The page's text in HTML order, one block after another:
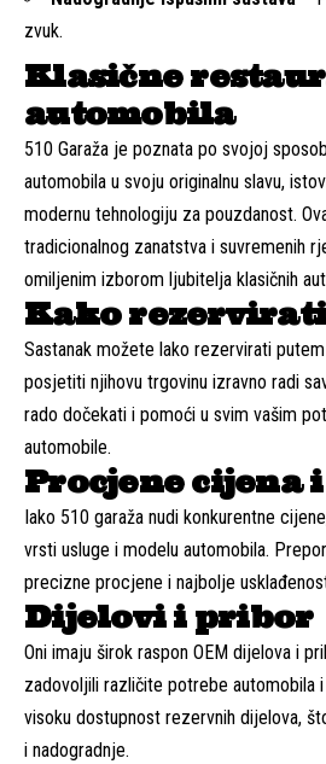
zvuk.
Klasične
automobila
510 Garaža je poznata po svojoj
automobila u svoju originalnu slavu,
modernu tehnologiju za pouzdanost.
tradicionalnog zanatstva i suvremenih
omiljenim izborom ljubitelja klasičnih
Kako
Sastanak možete lako rezervirati
posjetiti njihovu trgovinu izravno radi
rado dočekati i pomoći u svim vašim
automobile.
Procjene cijena
Iako 510 garaža nudi konkurentne
vrsti usluge i modelu automobila.
precizne procjene i najbolje
Dijelovi i pribor
Oni imaju širok raspon OEM dijelova i
zadovoljili različite potrebe automobila
visoku dostupnost rezervnih dijelova,
i nadogradnje.